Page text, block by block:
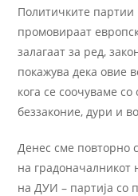
Политичките партии
промовираат
залагаат за ред,
покажува дека овие
кога се соочуваме
беззаконие, дури и
Денес сме повторно
на
на ДУИ – партија со